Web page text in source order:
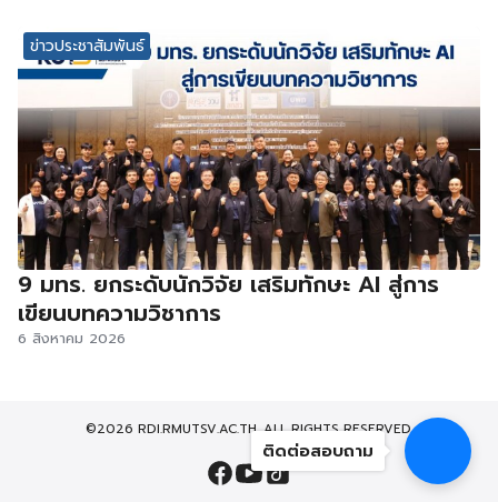
ข่าวประชาสัมพันธ์
9 มทร. ยกระดับนักวิจัย เสริมทักษะ AI สู่การ
เขียนบทความวิชาการ
6 สิงหาคม 2026
©2026 RDI.RMUTSV.AC.TH. ALL RIGHTS RESERVED.
ติดต่อสอบถาม